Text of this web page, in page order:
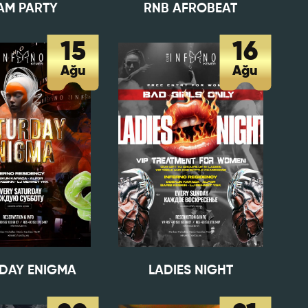
PARTY RNB AFROBEAT
15
Ağu
ENIGMA
16
Ağu
LADIES NIGHT
GÖNDER